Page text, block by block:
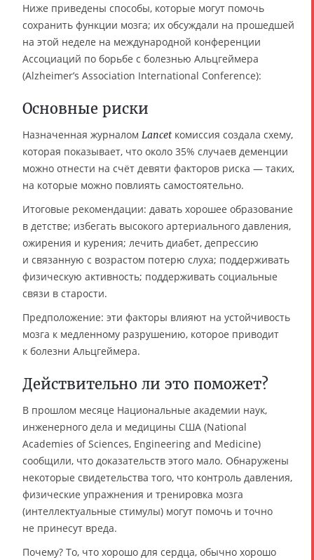
Ниже приведены способы, которые могут помочь
сохранить функции мозга; их обсуждали на прошедшей
на этой неделе на международной конференции
Ассоциаций по борьбе с болезнью Альцгеймера
(Alzheimer’s Association International Conference):
Основные риски
Назначенная журналом Lancet комиссия создала схему,
которая показывает, что около 35% случаев деменции
можно отнести на счёт девяти факторов риска — таких,
на которые можно повлиять самостоятельно.
Итоговые рекомендации: давать хорошее образование
в детстве; избегать высокого артериального давления,
ожирения и курения; лечить диабет, депрессию
и связанную с возрастом потерю слуха; поддерживать
физическую активность; поддерживать социальные
связи в старости.
Предположение: эти факторы влияют на устойчивость
мозга к медленному разрушению, которое приводит
к болезни Альцгеймера.
Действительно ли это поможет?
В прошлом месяце Национальные академии наук,
инженерного дела и медицины США (National
Academies of Sciences, Engineering and Medicine)
сообщили, что доказательств этого мало. Обнаружены
некоторые свидетельства того, что контроль давления,
физические упражнения и тренировка мозга
(интеллектуальные стимулы) могут помочь и точно
не принесут вреда.
Почему? То, что хорошо для сердца, обычно хорошо